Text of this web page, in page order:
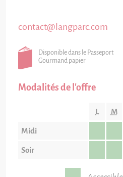
contact@langparc.com
Disponible dans le Passeport
Gourmand papier
Modalités de l'offre
L M
Midi
Soir